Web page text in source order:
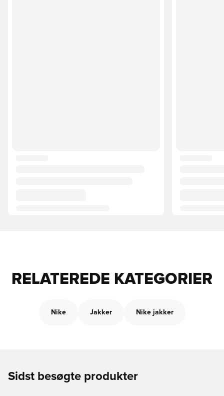
RELATEREDE KATEGORIER
Nike Jakker Nike jakker
Sidst besøgte produkter